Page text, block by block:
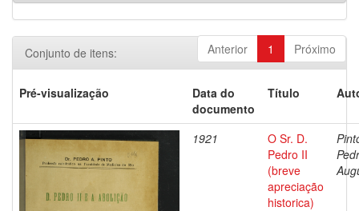
Anterior 1 Próximo
Conjunto de itens:
Pré-visualização
Data do
documento
Título
1921
O Sr. D.
Pedro II
(breve
apreciação
historica)